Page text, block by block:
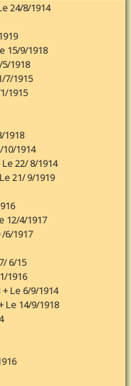
24/8/1914
15/9/1918
1918
7/1915
1915
1918
10/1914
Le 22/ 8/1914
21/ 9/1919
12/4/1917
/6/1917
6/15
1916
+ Le 6/9/1914
Le 14/9/1918